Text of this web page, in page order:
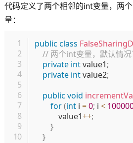
代码定义了两个相邻的int变量，两
量：
public class
// 两个int变量，默认情
private int value1;
private int value2;
public void
for(int i =0; i <
            value1
++;
}
}